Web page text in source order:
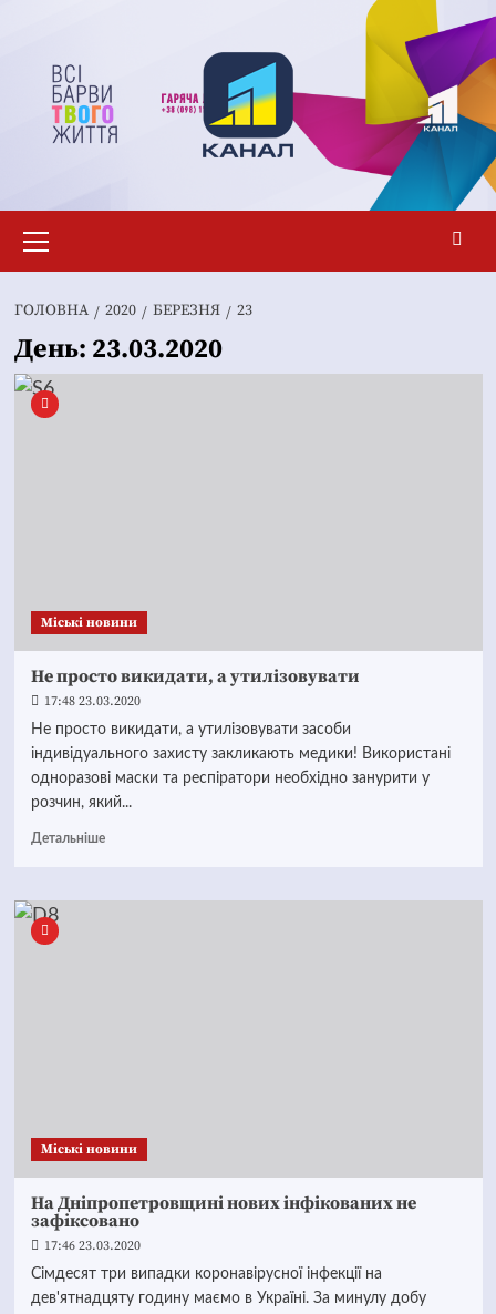
вмісту
меню
ГОЛОВНА 2020 БЕРЕЗНЯ 23
День: 23.03.2020
Mіські новини
Не просто викидати, а утилізовувати
17:48 23.03.2020
Не просто викидати, а утилізовувати засоби
індивідуального захисту закликають медики! Використані
одноразові маски та респіратори необхідно занурити у
розчин, який...
Детальніше
Mіські новини
На Дніпропетровщині нових інфікованих не
зафіксовано
17:46 23.03.2020
Сімдесят три випадки коронавірусної інфекції на
дев'ятнадцяту годину маємо в Україні. За минулу добу